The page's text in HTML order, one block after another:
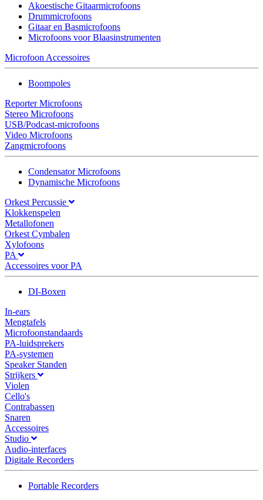
Akoestische Gitaarmicrofoons
Drummicrofoons
Gitaar en Basmicrofoons
Microfoons voor Blaasinstrumenten
Microfoon Accessoires
Boompoles
Reporter Microfoons
Stereo Microfoons
USB/Podcast-microfoons
Video Microfoons
Zangmicrofoons
Condensator Microfoons
Dynamische Microfoons
Orkest Percussie
Klokkenspelen
Metallofonen
Orkest Cymbalen
Xylofoons
PA
Accessoires voor PA
DI-Boxen
In-ears
Mengtafels
Microfoonstandaards
PA-luidsprekers
PA-systemen
Speaker Standen
Strijkers
Violen
Cello's
Contrabassen
Snaren
Accessoires
Studio
Audio-interfaces
Digitale Recorders
Portable Recorders